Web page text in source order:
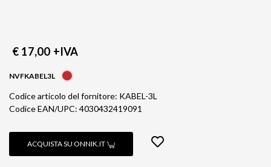
€ 17,00 +IVA
NVFKABEL3L
Codice articolo del fornitore: KABEL-3L
Codice EAN/UPC: 4030432419091
ACQUISTA SU ONNIK.IT